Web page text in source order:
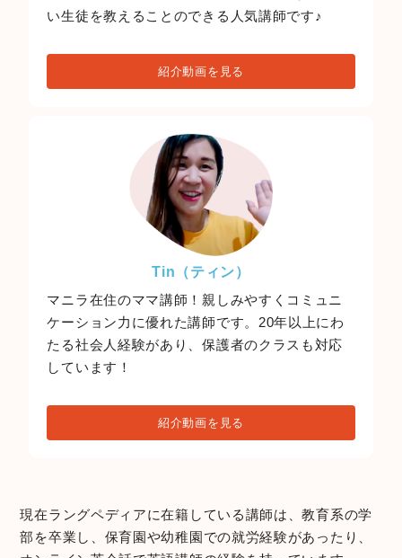
い生徒を教えることのできる人気講師です♪
紹介動画を見る
Tin（ティン）
マニラ在住のママ講師！親しみやすくコミュニ
ケーション力に優れた講師です。20年以上にわ
たる社会人経験があり、保護者のクラスも対応
しています！
紹介動画を見る
現在ラングペディアに在籍している講師は、教育系の学
部を卒業し、保育園や幼稚園での就労経験があったり、